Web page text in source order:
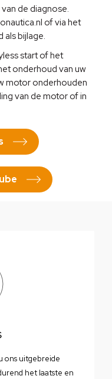
de diagnose.
of via het
als bijlage.
start of het
onderhoud van uw
motor onderhouden
van de motor of in
ons uitgebreide
het laatste en